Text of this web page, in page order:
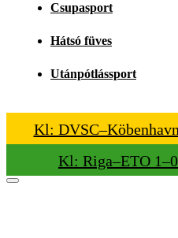
Csupasport
Hátsó füves
Utánpótlássport
Kl:
Kl: Riga–ETO